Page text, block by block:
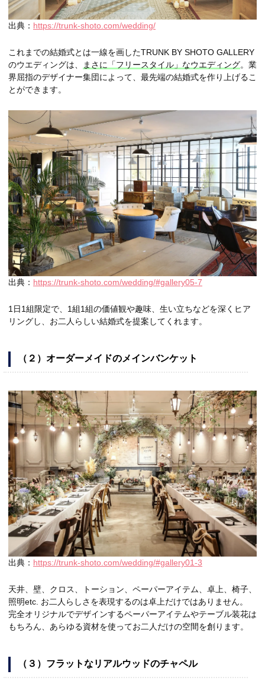
出典： https://trunk-shoto.com/wedding/
これまでの結婚式とは一線を画したTRUNK BY SHOTO GALLERY
のウエディングは、
まさに「フリースタイル」なウエディング。業
界屈指のデザイナー集団によって、最先端の結婚式を作り上げるこ
とができます。
出典： https://trunk-shoto.com/wedding/#gallery05-7
1日1組限定で、1組1組の価値観や趣味、生い立ちなどを深くヒア
リングし、お二人らしい結婚式を提案してくれます。
（２）オーダーメイドのメインバンケット
出典： https://trunk-shoto.com/wedding/#gallery01-3
天井、壁、クロス、トーション、ペーパーアイテム、卓上、椅子、
照明etc. お二人らしさを表現するのは卓上だけではありません。
完全オリジナルでデザインするペーパーアイテムやテーブル装花は
もちろん、あらゆる資材を使ってお二人だけの空間を創ります。
（３）フラットなリアルウッドのチャペル